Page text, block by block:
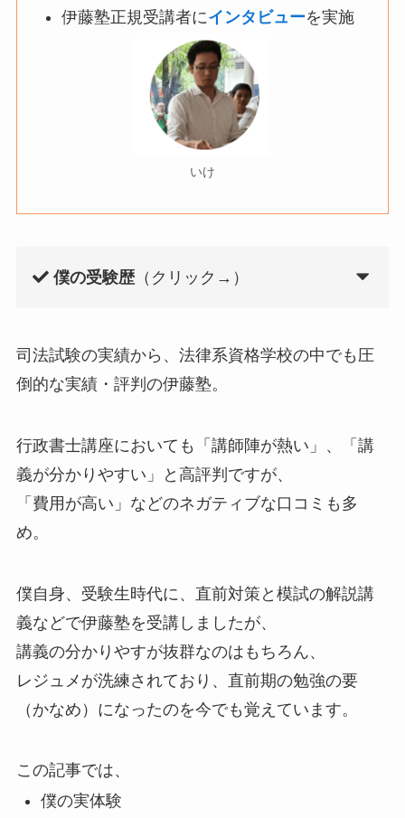
伊藤塾正規受講者にインタビューを実施
いけ
僕の受験歴（クリック→）
司法試験の実績から、法律系資格学校の中でも圧
倒的な実績・評判の伊藤塾。
行政書士講座においても「講師陣が熱い」、「講
義が分かりやすい」と高評判ですが、
「費用が高い」などのネガティブな口コミも多
め。
僕自身、受験生時代に、直前対策と模試の解説講
義などで伊藤塾を受講しましたが、
講義の分かりやすが抜群なのはもちろん、
レジュメが洗練されており、直前期の勉強の要
（かなめ）になったのを今でも覚えています。
この記事では、
僕の実体験